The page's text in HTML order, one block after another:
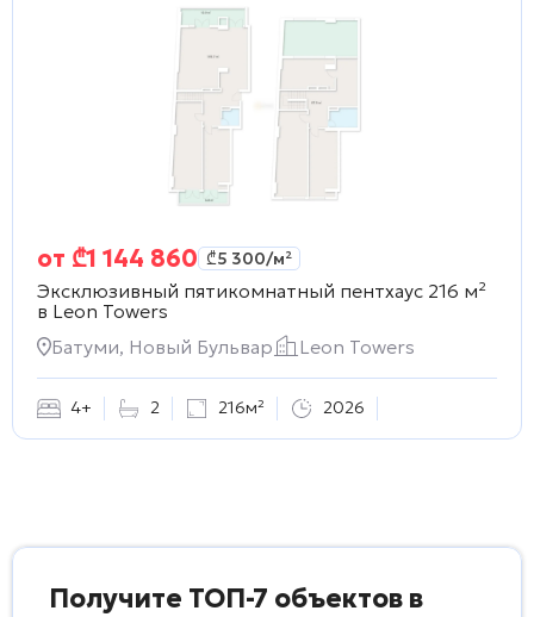
от ₾1 144 860 ₾5 300/м²
Эксклюзивный пятикомнатный пентхаус 216 м²
в Leon Towers
Батуми, Новый Бульвар
Leon Towers
4+ 2 216м² 2026
Получите ТОП-7 объектов в